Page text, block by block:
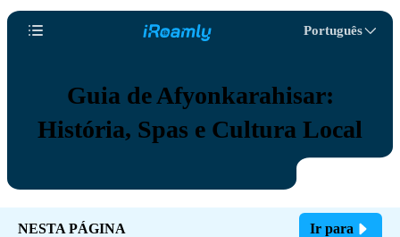
Português
Guia de Afyonkarahisar:
História, Spas e Cultura Local
NESTA PÁGINA Ir para